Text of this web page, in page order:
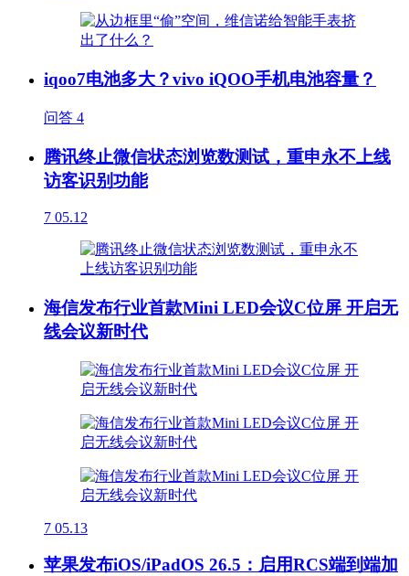
iqoo7电池多大？vivo iQOO手机电池容量？
问答 4
腾讯终止微信状态浏览数测试，重申永不上线
访客识别功能
7 05.12
海信发布行业首款Mini LED会议C位屏 开启无
线会议新时代
7 05.13
苹果发布iOS/iPadOS 26.5：启用RCS端到端加